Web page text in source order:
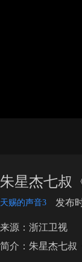
朱星杰七叔
天赐的声音3 发布
来源：浙江卫视
简介：朱星杰七叔